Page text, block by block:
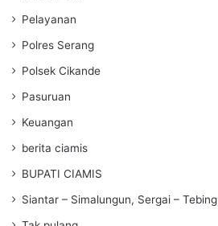
Pelayanan
Polres Serang
Polsek Cikande
Pasuruan
Keuangan
berita ciamis
BUPATI CIAMIS
Siantar – Simalungun, Sergai – Tebing